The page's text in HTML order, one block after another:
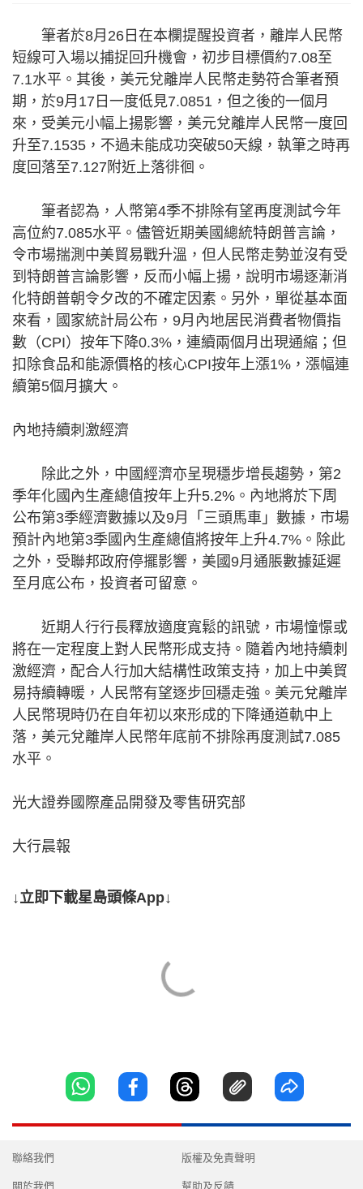
筆者於8月26日在本欄提醒投資者，離岸人民幣
短線可入場以捕捉回升機會，初步目標價約7.08至
7.1水平。其後，美元兌離岸人民幣走勢符合筆者預
期，於9月17日一度低見7.0851，但之後的一個月
來，受美元小幅上揚影響，美元兌離岸人民幣一度回
升至7.1535，不過未能成功突破50天線，執筆之時再
度回落至7.127附近上落徘徊。
筆者認為，人幣第4季不排除有望再度測試今年
高位約7.085水平。儘管近期美國總統特朗普言論，
令市場揣測中美貿易戰升溫，但人民幣走勢並沒有受
到特朗普言論影響，反而小幅上揚，說明市場逐漸消
化特朗普朝令夕改的不確定因素。另外，單從基本面
來看，國家統計局公布，9月內地居民消費者物價指
數（CPI）按年下降0.3%，連續兩個月出現通縮；但
扣除食品和能源價格的核心CPI按年上漲1%，漲幅連
續第5個月擴大。
內地持續刺激經濟
除此之外，中國經濟亦呈現穩步增長趨勢，第2
季年化國內生產總值按年上升5.2%。內地將於下周
公布第3季經濟數據以及9月「三頭馬車」數據，市場
預計內地第3季國內生產總值將按年上升4.7%。除此
之外，受聯邦政府停擺影響，美國9月通脹數據延遲
至月底公布，投資者可留意。
近期人行行長釋放適度寬鬆的訊號，市場憧憬或
將在一定程度上對人民幣形成支持。隨着內地持續刺
激經濟，配合人行加大結構性政策支持，加上中美貿
易持續轉暖，人民幣有望逐步回穩走強。美元兌離岸
人民幣現時仍在自年初以來形成的下降通道軌中上
落，美元兌離岸人民幣年底前不排除再度測試7.085
水平。
光大證券國際產品開發及零售研究部
大行晨報
↓立即下載星島頭條App↓
聯絡我們
關於我們
版權及免責聲明
幫助及反饋